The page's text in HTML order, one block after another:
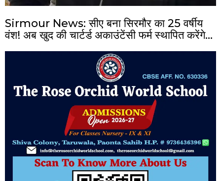
Sirmour News: सीए बना सिरमौर का 25 वर्षीय
वंश! अब खुद की चार्टर्ड अकाउंटेंसी फर्म स्थापित करेंगे…